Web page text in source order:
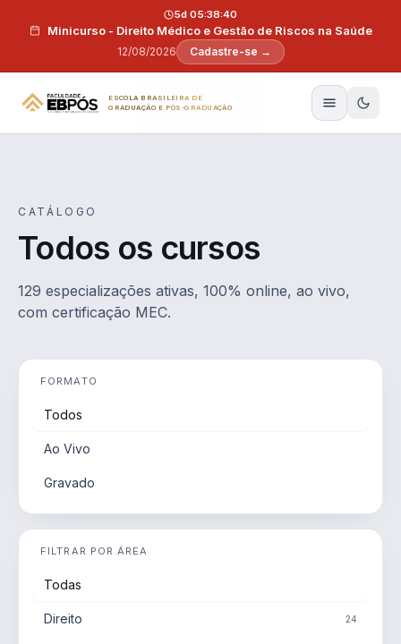
Minicurso - Direito Médico e Gestão de Riscos na Saúde
12/08/2026
5d 05:38:39
Cadastre-se →
ESCOLA BRASILEIRA DE
GRADUAÇÃO E PÓS-GRADUAÇÃO
CATÁLOGO
Todos os cursos
129 especializações ativas, 100% online, ao vivo,
com certificação MEC.
FORMATO
Todos
Ao Vivo
Gravado
FILTRAR POR ÁREA
Todas
Direito 24